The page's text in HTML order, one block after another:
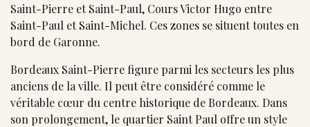
Saint-Pierre et Saint-Paul, Cours Victor Hugo entre
Saint-Paul et Saint-Michel. Ces zones se situent toutes en
bord de Garonne.
Bordeaux Saint-Pierre figure parmi les secteurs les plus
anciens de la ville. Il peut être considéré comme le
véritable cœur du centre historique de Bordeaux. Dans
son prolongement, le quartier Saint Paul offre un style